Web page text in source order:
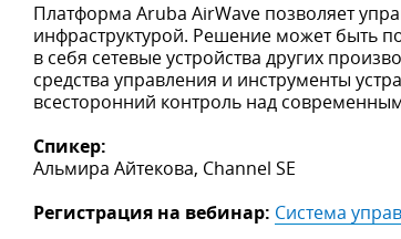
Платформа Aruba AirWave позволяет
инфраструктурой. Решение может быть
в себя сетевые устройства других
средства управления и инструменты
всесторонний контроль над
Спикер:
Альмира Айтекова, Channel SE
Регистрация на вебинар: Система